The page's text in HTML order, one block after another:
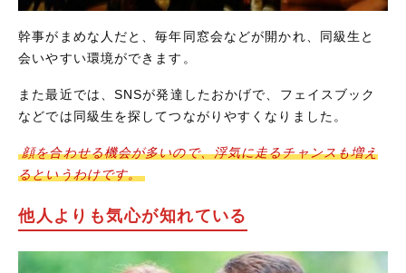
幹事がまめな人だと、毎年同窓会などが開かれ、同級生と
会いやすい環境ができます。
また最近では、SNSが発達したおかげで、フェイスブック
などでは同級生を探してつながりやすくなりました。
顔を合わせる機会が多いので、浮気に走るチャンスも増え
るというわけです。
他人よりも気心が知れている